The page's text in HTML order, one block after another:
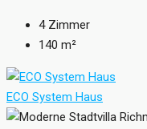
4 Zimmer
140 m²
ECO System Haus